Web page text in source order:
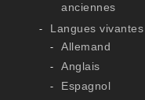
anciennes
Langues vivantes
Allemand
Anglais
Espagnol